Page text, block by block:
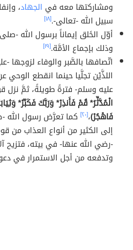
ومشاركتها معه في الجهاد،
سبيل الله -تعالى-.[١٨]
أوّل الخَلق إيماناً برسول الله -
وذلك بإجماع الأمَّة.[١٩]
اتّصافها بالصَّبر والوفاء لزوجها -
اللذَّيْن تجلَّيا حينما انقطع
عليه وسلم- فترةً طويلةً، ثمَّ نزل
الْمُدَّثِّرُ* قُمْ فَأَنذِرْ* وَرَبَّكَ فَكَبِّرْ*
فَاهْجُرْ)،[٢٠] كما تعرَّض رسول الله -
إلى الكثير من أنواع العذاب من
-رضي الله عنها- في بيته، فتزيح
وتدفعه من أجل الاستمرار في